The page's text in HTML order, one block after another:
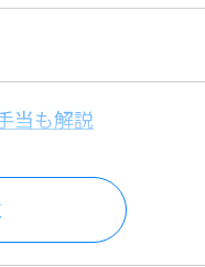
当も解説